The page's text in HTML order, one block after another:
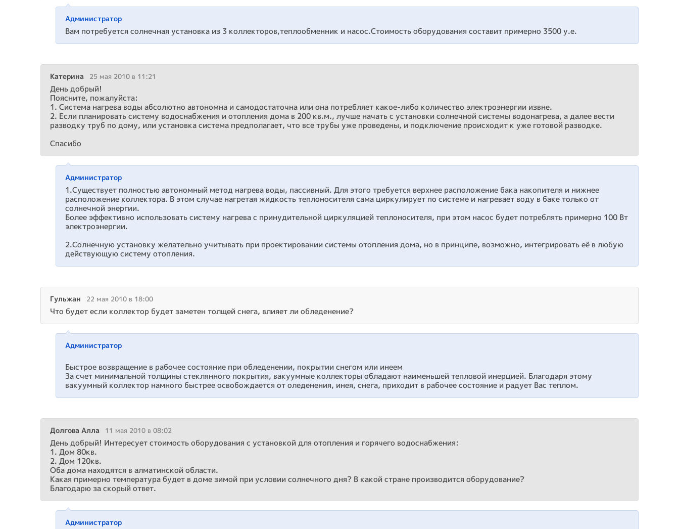
Администратор
Вам потребуется солнечная установка из 3 коллекторов,теплообменник и насос.Стоимость оборудования составит примерно 3500 у.е.
Катерина 25 мая 2010 в 11:21
День добрый!
Поясните, пожалуйста:
1. Система нагрева воды абсолютно автономна и самодостаточна или она потребляет какое-либо количество электроэнергии извне.
2. Если планировать систему водоснабжения и отопления дома в 200 кв.м., лучше начать с установки солнечной системы водонагрева, а далее вести
разводку труб по дому, или установка система предполагает, что все трубы уже проведены, и подключение происходит к уже готовой разводке.
Спасибо
Администратор
1.Существует полностью автономный метод нагрева воды, пассивный. Для этого требуется верхнее расположение бака накопителя и нижнее
расположение коллектора. В этом случае нагретая жидкость теплоносителя сама циркулирует по системе и нагревает воду в баке только от
солнечной энергии.
Более эффективно использовать систему нагрева с принудительной циркуляцией теплоносителя, при этом насос будет потреблять примерно 100 Вт
электроэнергии.
2.Солнечную установку желательно учитывать при проектировании системы отопления дома, но в принципе, возможно, интегрировать её в любую
действующую систему отопления.
Гульжан 22 мая 2010 в 18:00
Что будет если коллектор будет заметен толщей снега, влияет ли обледенение?
Администратор
Быстрое возвращение в рабочее состояние при обледенении, покрытии снегом или инеем
За счет минимальной толщины стеклянного покрытия, вакуумные коллекторы обладают наименьшей тепловой инерцией. Благодаря этому
вакуумный коллектор намного быстрее освобождается от оледенения, инея, снега, приходит в рабочее состояние и радует Вас теплом.
Долгова Алла 11 мая 2010 в 08:02
День добрый! Интересует стоимость оборудования с установкой для отопления и горячего водоснабжения:
1. Дом 80кв.
2. Дом 120кв.
Оба дома находятся в алматинской области.
Какая примерно температура будет в доме зимой при условии солнечного дня? В какой стране производится оборудование?
Благодарю за скорый ответ.
Администратор